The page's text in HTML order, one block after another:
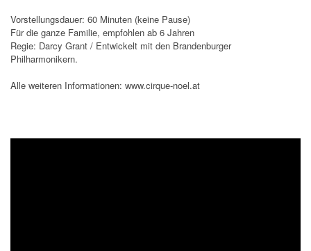
Vorstellungsdauer: 60 Minuten (keine Pause)
Für die ganze Familie, empfohlen ab 6 Jahren
Regie: Darcy Grant / Entwickelt mit den Brandenburger
Philharmonikern.
Alle weiteren Informationen: www.cirque-noel.at